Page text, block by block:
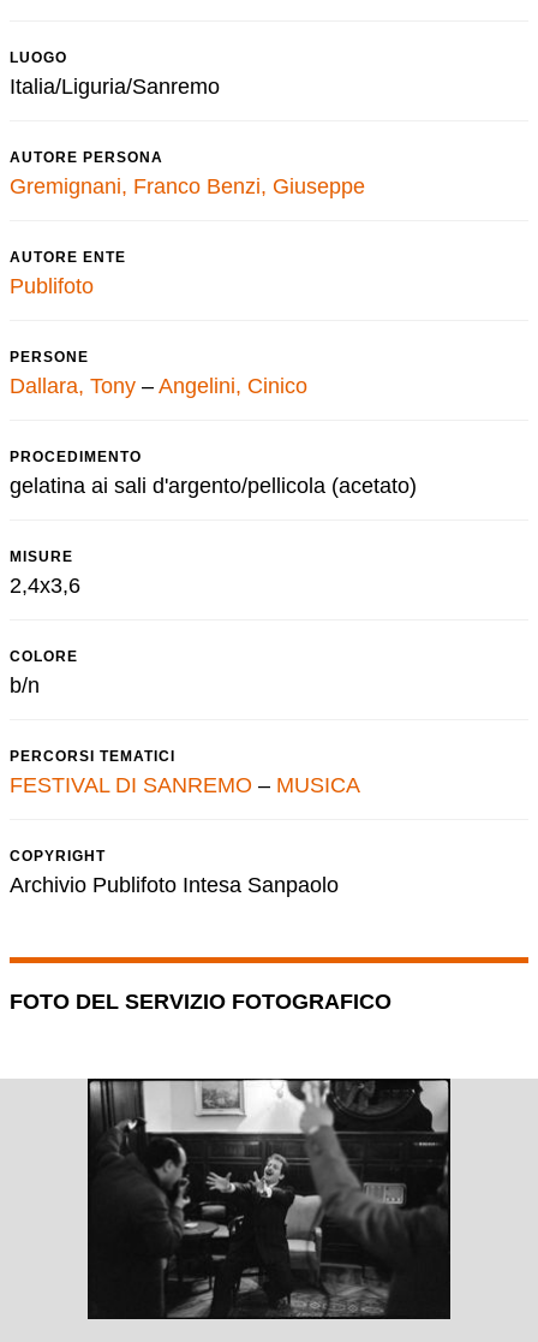
LUOGO
Italia/Liguria/Sanremo
AUTORE PERSONA
Gremignani, Franco Benzi, Giuseppe
AUTORE ENTE
Publifoto
PERSONE
Dallara, Tony – Angelini, Cinico
PROCEDIMENTO
gelatina ai sali d'argento/pellicola (acetato)
MISURE
2,4x3,6
COLORE
b/n
PERCORSI TEMATICI
FESTIVAL DI SANREMO – MUSICA
COPYRIGHT
Archivio Publifoto Intesa Sanpaolo
FOTO DEL SERVIZIO FOTOGRAFICO